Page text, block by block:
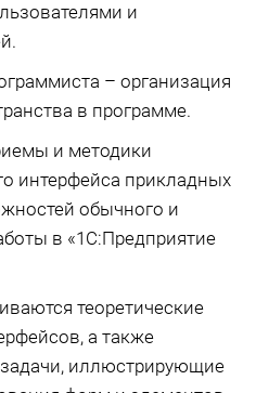
и
– организация
в программе.
и методики
интерфейса прикладных
обычного и
в «1С:Предприятие
теоретические
а также
иллюстрирующие